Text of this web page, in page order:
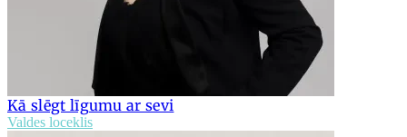
Kā slēgt līgumu ar sevi
Valdes loceklis